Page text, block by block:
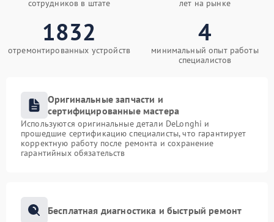
сотрудников в штате лет на рынке
1832
отремонтированных устройств
4
минимальный опыт работы
специалистов
Оригинальные запчасти и
сертифицированные мастера
Используются оригинальные детали DeLonghi и
прошедшие сертификацию специалисты, что гарантирует
корректную работу после ремонта и сохранение
гарантийных обязательств
Бесплатная диагностика и быстрый ремонт